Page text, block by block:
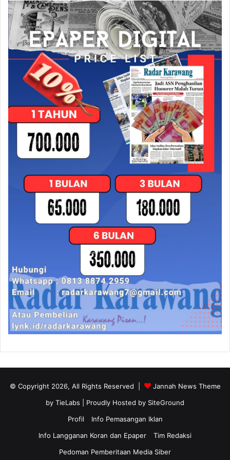
© Copyright 2026, All Rights Reserved |
Jannah News Theme
by TieLabs | Proudly Hosted by SiteGround
Profil
Info Pemasangan Iklan
Info Langganan Koran dan Epaper
Tim Redaksi
Pedoman Pemberitaan Media Siber